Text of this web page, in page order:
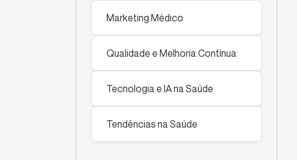
Marketing Médico
Qualidade e Melhoria Contínua
Tecnologia e IA na Saúde
Tendências na Saúde